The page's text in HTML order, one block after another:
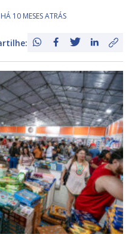
10 MESES ATRÁS